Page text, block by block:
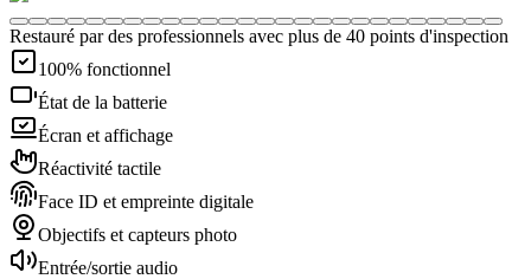
Restauré par des professionnels avec plus de 40 points d'inspection
100% fonctionnel
État de la batterie
Écran et affichage
Réactivité tactile
Face ID et empreinte digitale
Objectifs et capteurs photo
Entrée/sortie audio